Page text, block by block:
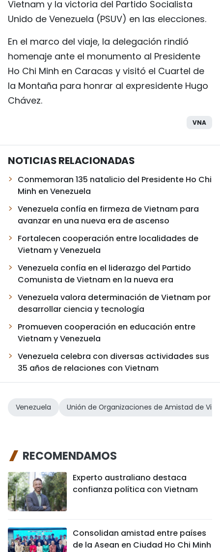
Vietnam y la victoria del Partido Socialista
Unido de Venezuela (PSUV) en las elecciones.
En el marco del viaje, la delegación rindió
homenaje ante el monumento al Presidente
Ho Chi Minh en Caracas y visitó el Cuartel de
la Montaña para honrar al expresidente Hugo
Chávez.
VNA
NOTICIAS RELACIONADAS
Conmemoran 135 natalicio del Presidente Ho Chi
Minh en Venezuela
Venezuela confía en firmeza de Vietnam para
avanzar en una nueva era de ascenso
Fortalecen cooperación entre localidades de
Vietnam y Venezuela
Venezuela confía en el liderazgo del Partido
Comunista de Vietnam en la nueva era
Venezuela valora determinación de Vietnam por
desarrollar ciencia y tecnología
Promueven cooperación en educación entre
Vietnam y Venezuela
Venezuela celebra con diversas actividades sus
35 años de relaciones con Vietnam
Venezuela Unión de Organizaciones de Amistad de
RECOMENDAMOS
Experto australiano destaca
confianza política con Vietnam
Consolidan amistad entre países
de la Asean en Ciudad Ho Chi Minh